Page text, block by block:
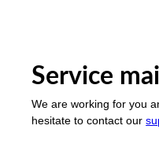
Service
We are working for you
hesitate to contact our